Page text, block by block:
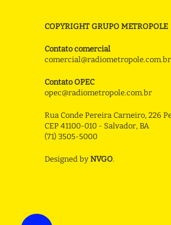
COPYRIGHT GRUPO METROPOLE
Contato comercial
comercial@radiometropole.com.br
Contato OPEC
opec@radiometropole.com.br
Rua Conde Pereira Carneiro, 226
CEP 41100-010 - Salvador, BA
(71) 3505-5000
Designed by NVGO.